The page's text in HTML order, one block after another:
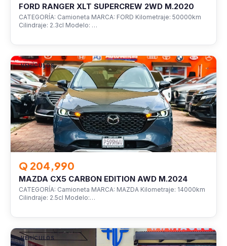
FORD RANGER XLT SUPERCREW 2WD M.2020
CATEGORÍA: Camioneta MARCA: FORD Kilometraje: 50000km
Cilindraje: 2.3cl Modelo: …
VEHÍCULOS
Q 204,990
MAZDA CX5 CARBON EDITION AWD M.2024
CATEGORÍA: Camioneta MARCA: MAZDA Kilometraje: 14000km
Cilindraje: 2.5cl Modelo:…
VEHÍCULOS